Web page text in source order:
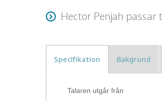
Många beskriver min
ingående förklarar dess läkande
Hector Penjah passar
och metoder.
Specifikation
Bakgrund
Talaren utgår från